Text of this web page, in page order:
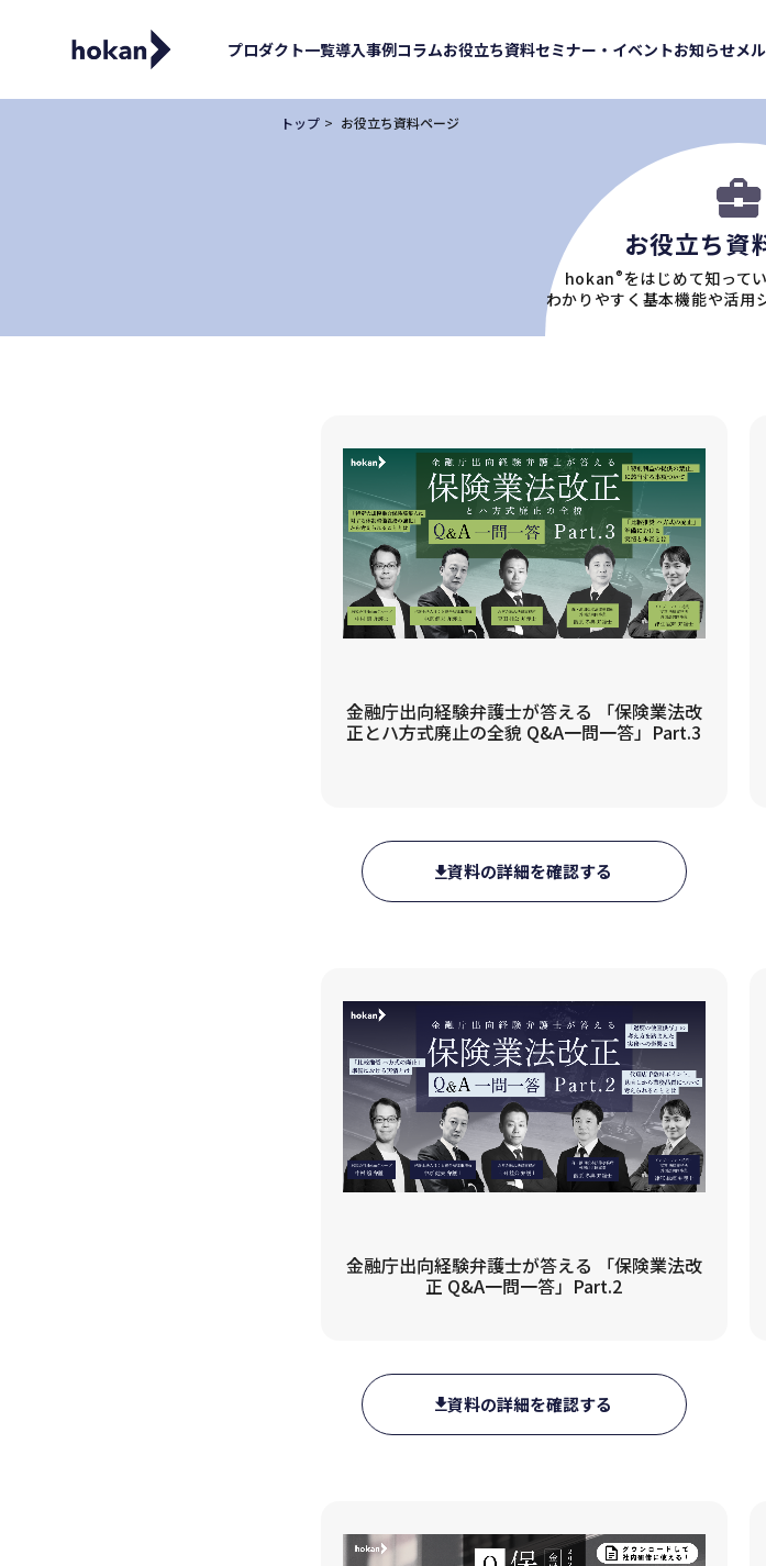
プロダクト一覧導入事例コラムお役立ち資料セミナー・イベントお知らせメ
トップ お役立ち資料ページ
お役立ち資
hokan® をはじめて知って
わかりやすく基本機能や活用
金融庁出向経験弁護士が答える 「保険業法改
正とハ方式廃止の全貌 Q&A一問一答」Part.3
資料の詳細を確認する
金融庁出向経験弁護士が答える 「保険業法改
正 Q&A一問一答」Part.2
資料の詳細を確認する